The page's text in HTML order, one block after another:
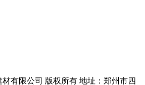
有限公司 版权所有 地址：郑州市四